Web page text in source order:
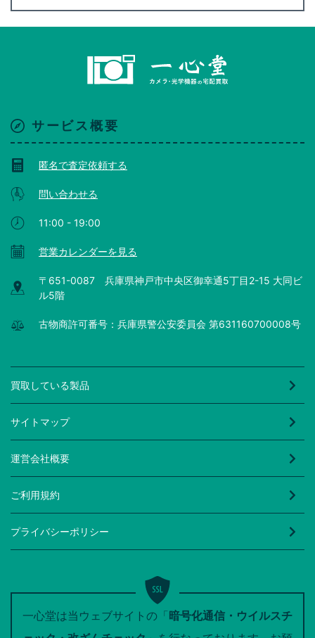
サービス概要
匿名で査定依頼する
問い合わせる
11:00 - 19:00
営業カレンダーを見る
〒651-0087 兵庫県神戸市中央区御幸通5丁目2-15 大同ビ
ル5階
古物商許可番号：兵庫県警公安委員会 第631160700008号
買取している製品
サイトマップ
運営会社概要
ご利用規約
プライバシーポリシー
一心堂は当ウェブサイトの「暗号化通信・ウイルスチ